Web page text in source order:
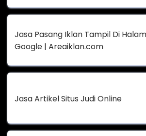
Jasa Pasang Iklan Tampil Di
Google | Areaiklan.com
Jasa Artikel Situs Judi Online